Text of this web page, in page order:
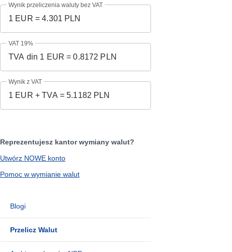
Wynik przeliczenia waluty bez VAT
VAT 19%
Wynik z VAT
Reprezentujesz kantor wymiany walut?
Utwórz NOWE konto
Pomoc w wymianie walut
Blogi
Przelicz Walut